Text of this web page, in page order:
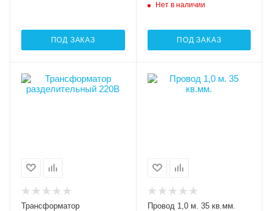
ПОД ЗАКАЗ
Нет в наличии
ПОД ЗАКАЗ
Трансформатор
Провод 1,0 м. 35 кв.мм.